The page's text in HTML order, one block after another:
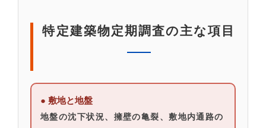
特定建築物定期調査の主な項目
● 敷地と地盤
地盤の沈下状況、擁壁の亀裂、敷地内通路の